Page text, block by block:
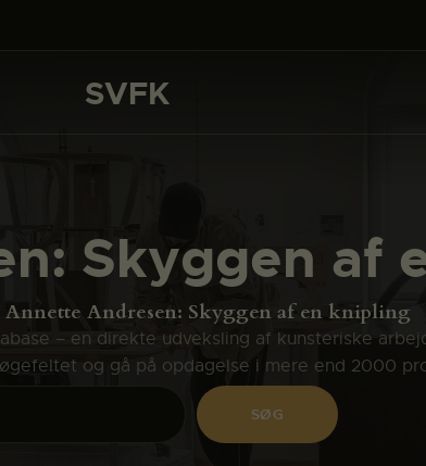
SVFK
Skyggen af
Annette Andresen: Skyggen af en knipling
– en direkte udveksling af kunsteriske
og gå på opdagelse i mere end 2000
SVFK